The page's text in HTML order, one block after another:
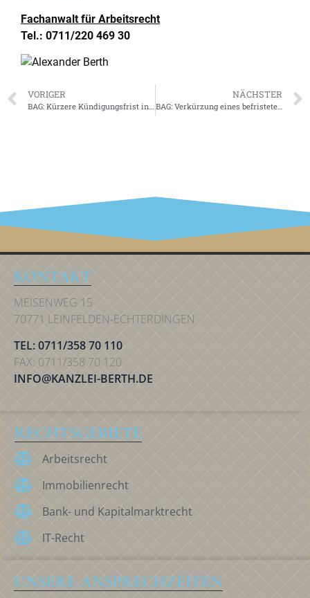
Fachanwalt für Arbeitsrecht
Tel.: 0711/220 469 30
VORIGER NÄCHSTER
BAG: Verkürzung eines befristeten Arbeitsvertrages nur mit Sachgrund möglich
KONTAKT
MEISENWEG 15
70771 LEINFELDEN-ECHTERDINGEN
TEL: 0711/358 70 110
FAX: 0711/358 70 120
INFO@KANZLEI-BERTH.DE
RECHTSGEBIETE
Arbeitsrecht
Immobilienrecht
Bank- und Kapitalmarktrecht
IT-Recht
UNSERE ANSPRECHZEITEN